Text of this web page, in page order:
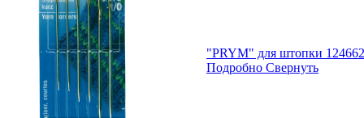
"PRYM" для штопки
Подробно Свернуть